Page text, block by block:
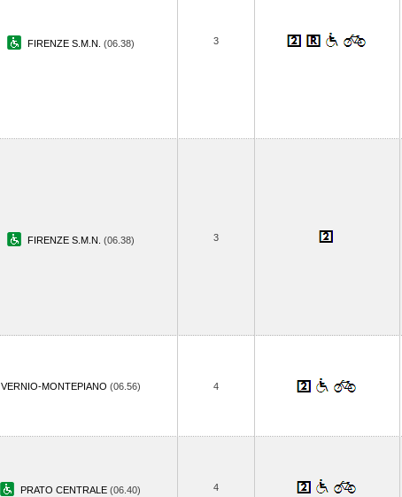
FIRENZE S.M.N. (06.38) 3
FIRENZE S.M.N. (06.38) 3
VERNIO-MONTEPIANO (06.56) 4
PRATO CENTRALE (06.40) 4